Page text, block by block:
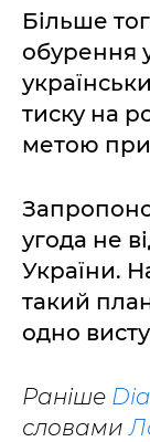
Більше
обурення
тиску на
метою
угода не
України.
такий
одно
Раніше
словами